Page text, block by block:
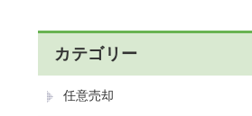
カテゴリー
任意売却